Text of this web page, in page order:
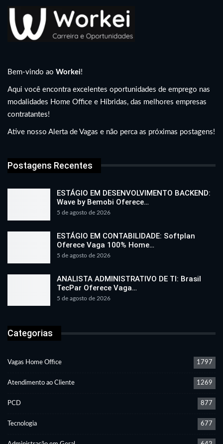
Bem-vindo ao Workei!
Aqui você encontra excelentes oportunidades de emprego nas
modalidades Home Office e Híbridas, das melhores empresas
contratantes!
Ative nosso Alerta de Vagas e não perca as próximas postagens!
Postagens Recentes
ESTÁGIO EM DESENVOLVIMENTO BACKEND:
Wave by Bemobi Oferece…
5 de agosto de 2026
ESTÁGIO EM CONTABILIDADE: Softplan
Oferece Vaga 100% Home…
5 de agosto de 2026
ANALISTA ADMINISTRATIVO DE TI: Brasil
TecPar Oferece Vaga…
5 de agosto de 2026
Categorias
Vagas Home Office 1797
Atendimento ao Cliente 1269
PCD 877
Tecnologia 677